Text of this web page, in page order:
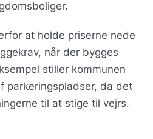
at holde priserne nede
når der bygges
stiller kommunen
da det
til at stige til vejrs.